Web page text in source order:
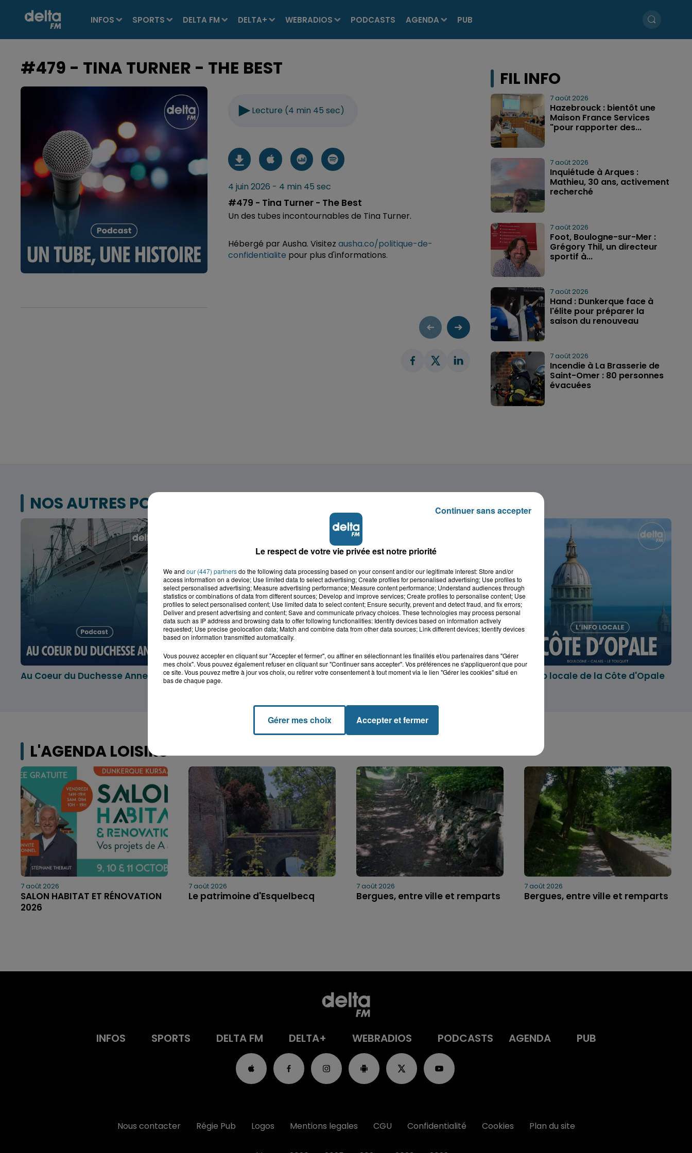
INFOS SPORTS DELTA FM DELTA+ WEBRADIOS PODCASTS AGENDA PUB
#479 - TINA TURNER - THE BEST
Lecture (4 min 45 sec)
4 juin 2026 - 4 min 45 sec
#479 - Tina Turner - The Best
Un des tubes incontournables de Tina Turner.
Hébergé par Ausha. Visitez ausha.co/politique-de-
confidentialite pour plus d'informations.
FIL INFO
7 août 2026
Hazebrouck : bientôt une
Maison France Services
"pour rapporter des...
7 août 2026
Inquiétude à Arques :
Mathieu, 30 ans, activement
recherché
7 août 2026
Foot, Boulogne-sur-Mer :
Grégory Thil, un directeur
sportif à...
7 août 2026
Hand : Dunkerque face à
l'élite pour préparer la
saison du renouveau
7 août 2026
Incendie à La Brasserie de
Saint-Omer : 80 personnes
évacuées
NOS AUTRES PODCASTS
Au Coeur du Duchesse Anne
L'info locale dans le
Dunkerquois
L'info locale de l'Audomarois L'info locale de la Côte d'Opale
L'AGENDA LOISIRS
7 août 2026
SALON HABITAT ET RÉNOVATION
2026
7 août 2026
Le patrimoine d'Esquelbecq
7 août 2026
Bergues, entre ville et remparts
7 août 2026
Bergues, entre ville et remparts
INFOS SPORTS DELTA FM DELTA+ WEBRADIOS PODCASTS AGENDA PUB
Nous contacter Régie Pub Logos Mentions legales CGU Confidentialité Cookies Plan du site
Le respect de votre vie privée est notre priorité
We and our (447) partnersdo the following data processing based on your consent and/or our legitimate interest: Store and/or
access information on a device; Use limited data to select advertising; Create profiles for personalised advertising; Use profiles to
select personalised advertising; Measure advertising performance; Measure content performance; Understand audiences through
statistics or combinations of data from different sources; Develop and improve services; Create profiles to personalise content; Use
profiles to select personalised content; Use limited data to select content; Ensure security, prevent and detect fraud, and fix errors;
Deliver and present advertising and content; Save and communicate privacy choices. These technologies may process personal
data such as IP address and browsing data to offer following functionalities: Identify devices based on information actively
requested; Use precise geolocation data; Match and combine data from other data sources; Link different devices; Identify devices
based on information transmitted automatically.
Vous pouvez accepter en cliquant sur "Accepter et fermer", ou affiner en sélectionnant les finalités et/ou partenaires dans "Gérer
mes choix". Vous pouvez également refuser en cliquant sur "Continuer sans accepter". Vos préférences ne s'appliqueront que pour
ce site. Vous pouvez mettre à jour vos choix, ou retirer votre consentement à tout moment via le lien "Gérer les cookies" situé en
bas de chaque page.
Gérer mes choix Accepter et fermer
Continuer sans accepter